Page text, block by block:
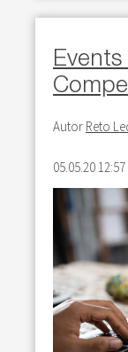
Autor Reto
05.05.20 12:57